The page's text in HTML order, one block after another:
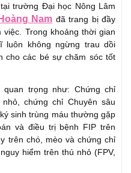
trường Đại học Nông Lâm
Nam đã trang bị đầy
Trong khoảng thời gian
luôn không ngừng trau dồi
cho các bé sự chăm sóc tốt
trọng như: Chứng chỉ
chứng chỉ Chuyên sâu
sinh trùng máu thường gặp
và điều trị bệnh FIP trên
trên chó, mèo và chứng chỉ
hiểm trên thú nhỏ (FPV,